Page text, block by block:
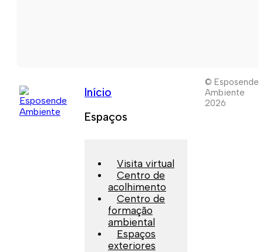
Início
Espaços
Visita virtual
Centro de
acolhimento
Centro de
formação
ambiental
Espaços
exteriores
© Esposende
Ambiente
2026